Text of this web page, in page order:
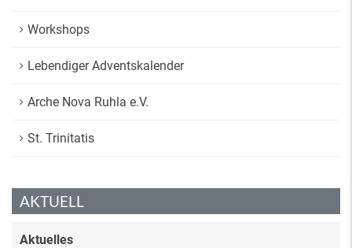
Workshops
Lebendiger Adventskalender
Arche Nova Ruhla e.V.
St. Trinitatis
AKTUELL
Aktuelles